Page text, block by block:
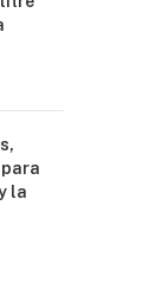
la